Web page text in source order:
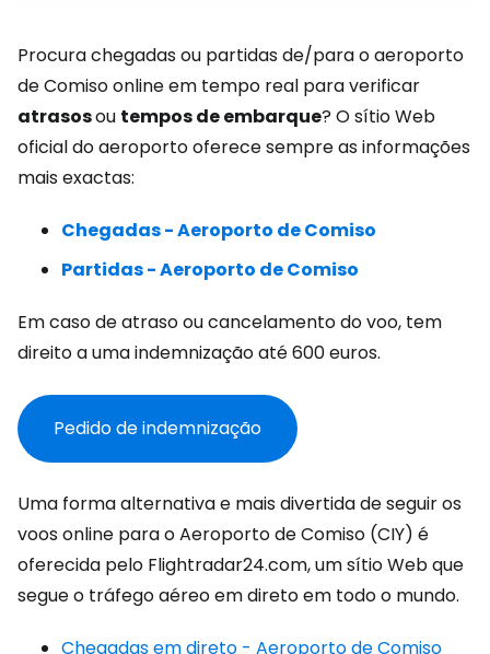
Procura chegadas ou partidas de/para o aeroporto
de Comiso online em tempo real para verificar
atrasosou tempos de embarque? O sítio Web
oficial do aeroporto oferece sempre as informações
mais exactas:
Chegadas - Aeroporto de Comiso
Partidas - Aeroporto de Comiso
Em caso de atraso ou cancelamento do voo, tem
direito a uma indemnização até 600 euros.
Pedido de indemnização
Uma forma alternativa e mais divertida de seguir os
voos online para o Aeroporto de Comiso (CIY) é
oferecida pelo Flightradar24.com, um sítio Web que
segue o tráfego aéreo em direto em todo o mundo.
Chegadas em direto - Aeroporto de Comiso